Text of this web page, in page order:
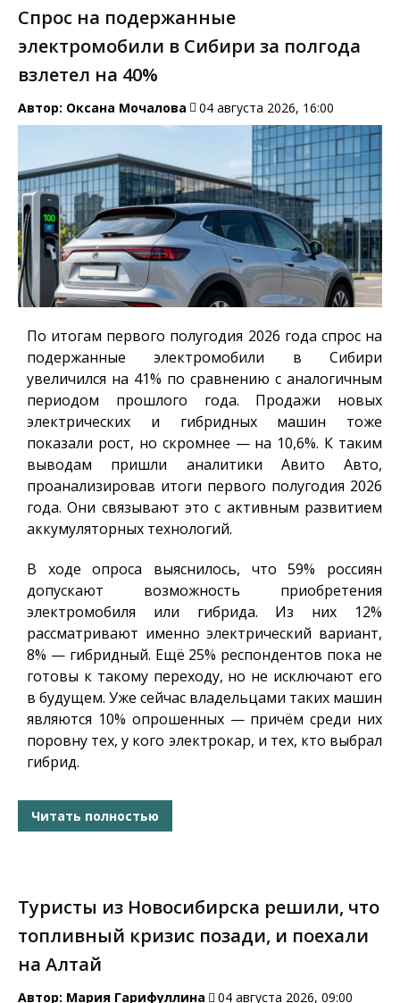
Спрос на подержанные
электромобили в Сибири за полгода
взлетел на 40%
Автор: Оксана Мочалова 04 августа 2026, 16:00
По итогам первого полугодия 2026 года спрос на
подержанные электромобили в Сибири
увеличился на 41% по сравнению с аналогичным
периодом прошлого года. Продажи новых
электрических и гибридных машин тоже
показали рост, но скромнее — на 10,6%. К таким
выводам пришли аналитики Авито Авто,
проанализировав итоги первого полугодия 2026
года. Они связывают это с активным развитием
аккумуляторных технологий.
В ходе опроса выяснилось, что 59% россиян
допускают возможность приобретения
электромобиля или гибрида. Из них 12%
рассматривают именно электрический вариант,
8% — гибридный. Ещё 25% респондентов пока не
готовы к такому переходу, но не исключают его
в будущем. Уже сейчас владельцами таких машин
являются 10% опрошенных — причём среди них
поровну тех, у кого электрокар, и тех, кто выбрал
гибрид.
Читать полностью
Туристы из Новосибирска решили, что
топливный кризис позади, и поехали
на Алтай
Автор: Мария Гарифуллина 04 августа 2026, 09:00